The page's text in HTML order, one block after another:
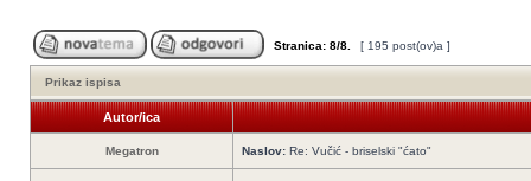
Stranica: 8/8 [ 195 post(ov)a ]
Prikaz ispisa
Autor/ica
Megatron Naslov: Re: Vučić - briselski "ćato"